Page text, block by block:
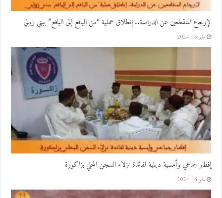
لإرجاع المنقطعين عن الدراسة.. إنطلاق عملية “من اليافع إلى اليافع” ببني زولي
مايو 16, 2024
إفطار جماعي وأمسية دينية لفائدة نزلاء السجن المحلي بزاكورة
مايو 16, 2024